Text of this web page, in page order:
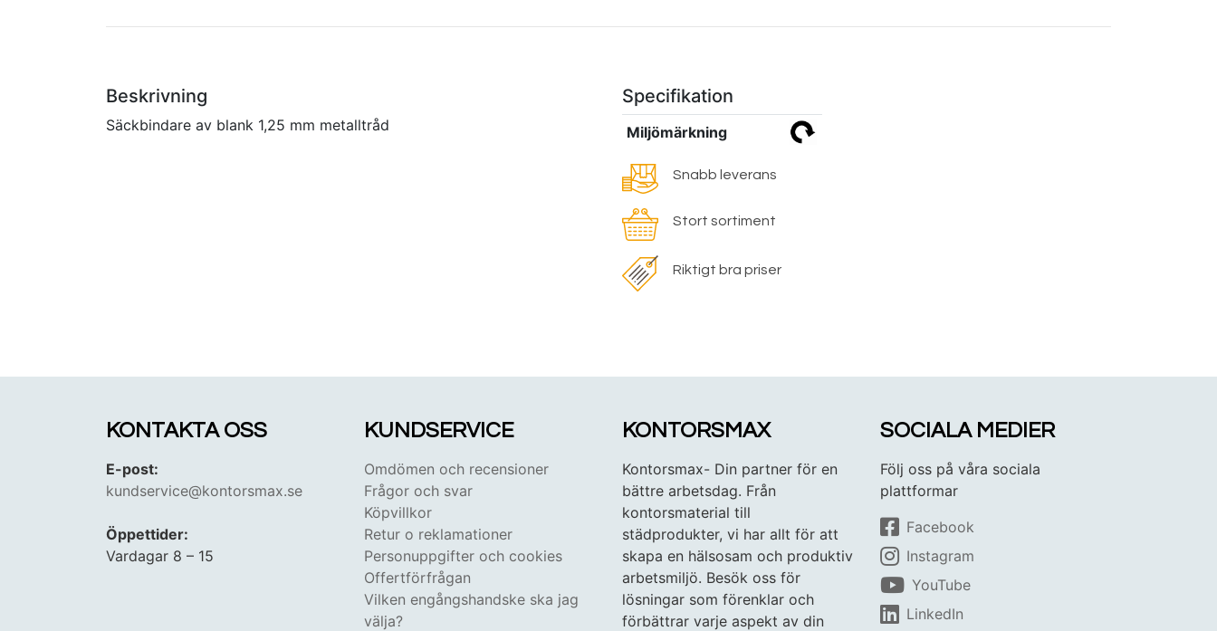
Beskrivning
Säckbindare av blank 1,25 mm metalltråd
Specifikation
Miljömärkning
Snabb leverans
Stort sortiment
Riktigt bra priser
KONTAKTA OSS
E-post:
kundservice@kontorsmax.se
Öppettider:
Vardagar 8 – 15
KUNDSERVICE
Omdömen och recensioner
Frågor och svar
Köpvillkor
Retur o reklamationer
Personuppgifter och cookies
Offertförfrågan
Vilken engångshandske ska jag
välja?
KONTORSMAX
Kontorsmax- Din partner för en
bättre arbetsdag. Från
kontorsmaterial till
städprodukter, vi har allt för att
skapa en hälsosam och produktiv
arbetsmiljö. Besök oss för
lösningar som förenklar och
förbättrar varje aspekt av din
SOCIALA MEDIER
Följ oss på våra sociala
plattformar
Facebook
Instagram
YouTube
LinkedIn